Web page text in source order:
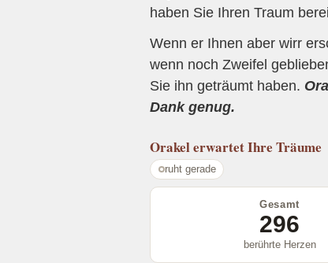
haben Sie Ihren Traum
Wenn er Ihnen aber wirr
wenn noch Zweifel
Sie ihn geträumt haben.
Dank genug.
Orakelerwartet Ihre Träume
ruht gerade
Gesamt
296
berührte Herzen